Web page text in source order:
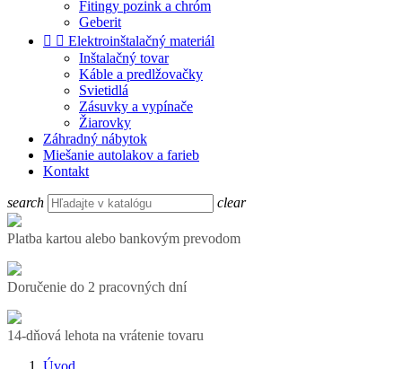
Fitingy pozink a chróm
Geberit
  Elektroinštalačný materiál
Inštalačný tovar
Káble a predlžovačky
Svietidlá
Zásuvky a vypínače
Žiarovky
Záhradný nábytok
Miešanie autolakov a farieb
Kontakt
search clear
Platba kartou alebo bankovým prevodom
Doručenie do 2 pracovných dní
14-dňová lehota na vrátenie tovaru
Úvod